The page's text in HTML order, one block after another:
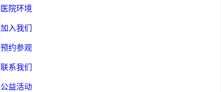
医院环境
加入我们
预约参观
联系我们
公益活动